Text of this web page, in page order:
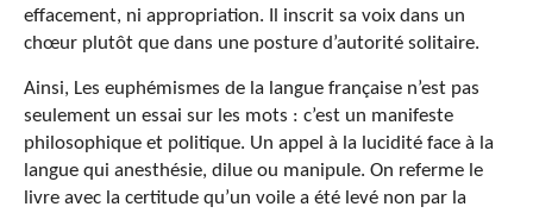
effacement, ni appropriation. Il inscrit sa voix dans un
chœur plutôt que dans une posture d’autorité solitaire.
Ainsi, Les euphémismes de la langue française n’est pas
seulement un essai sur les mots : c’est un manifeste
philosophique et politique. Un appel à la lucidité face à la
langue qui anesthésie, dilue ou manipule. On referme le
livre avec la certitude qu’un voile a été levé non par la